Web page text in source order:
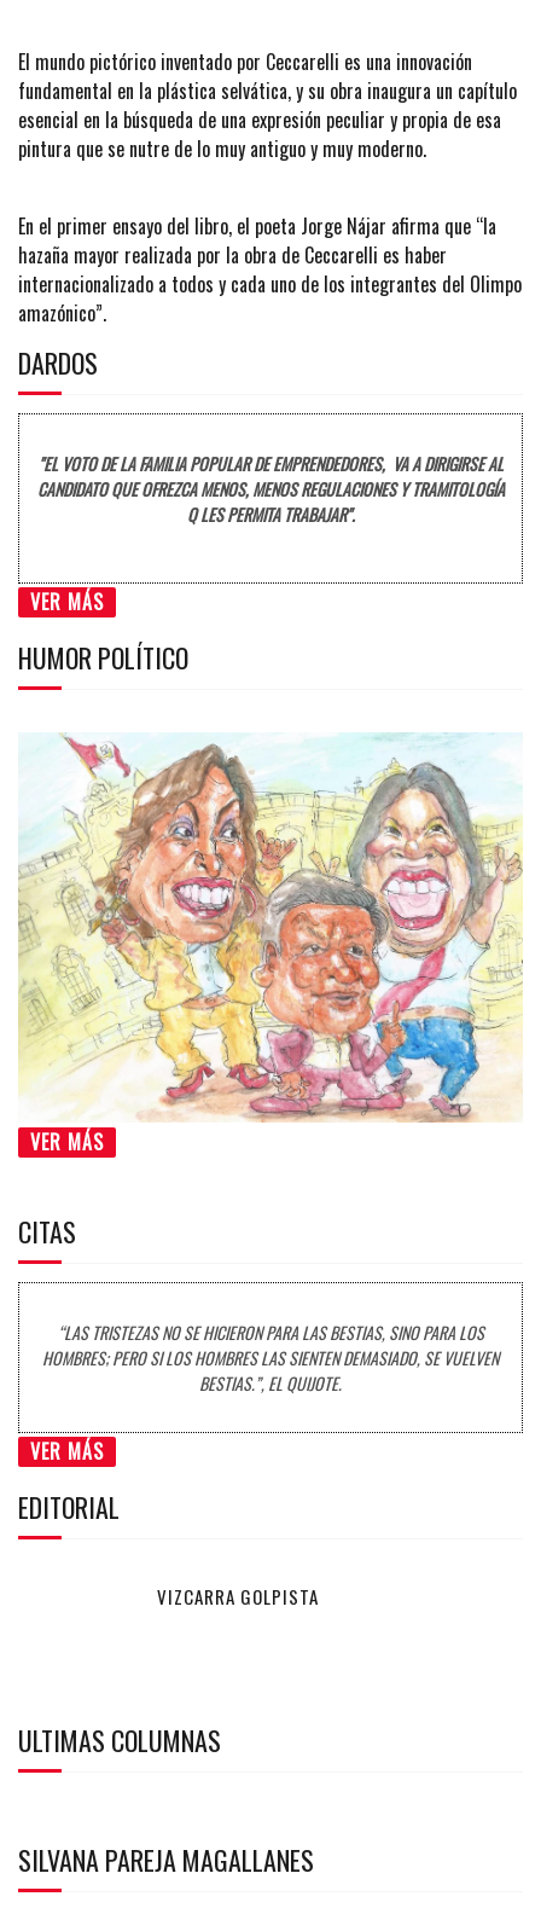
El mundo pictórico inventado por Ceccarelli es una innovación
fundamental en la plástica selvática, y su obra inaugura un capítulo
esencial en la búsqueda de una expresión peculiar y propia de esa
pintura que se nutre de lo muy antiguo y muy moderno.
En el primer ensayo del libro, el poeta Jorge Nájar afirma que “la
hazaña mayor realizada por la obra de Ceccarelli es haber
internacionalizado a todos y cada uno de los integrantes del Olimpo
amazónico”.
DARDOS
"EL VOTO DE LA FAMILIA POPULAR DE EMPRENDEDORES, VA A DIRIGIRSE AL
CANDIDATO QUE OFREZCA MENOS, MENOS REGULACIONES Y TRAMITOLOGÍA
Q LES PERMITA TRABAJAR".
VER MÁS
HUMOR POLÍTICO
VER MÁS
CITAS
“LAS TRISTEZAS NO SE HICIERON PARA LAS BESTIAS, SINO PARA LOS
HOMBRES; PERO SI LOS HOMBRES LAS SIENTEN DEMASIADO, SE VUELVEN
BESTIAS.”, EL QUIJOTE.
VER MÁS
EDITORIAL
VIZCARRA GOLPISTA
ULTIMAS COLUMNAS
SILVANA PAREJA MAGALLANES